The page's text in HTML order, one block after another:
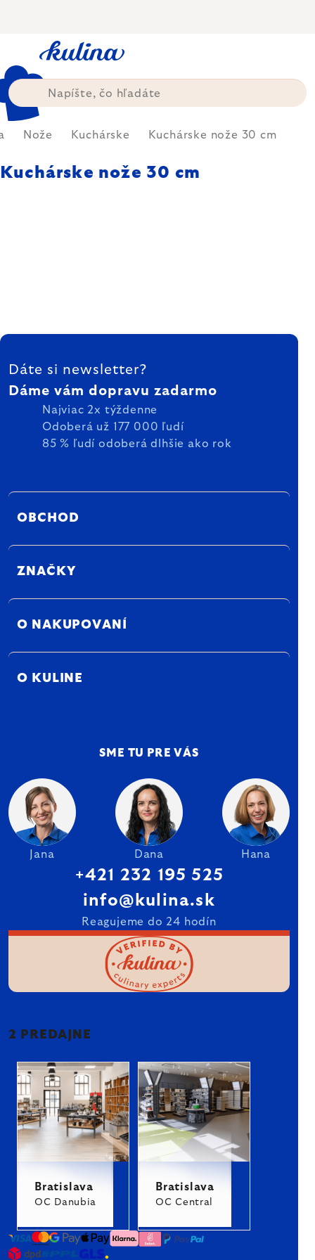
Nože Kuchárske Kuchárske nože 30 cm
Kuchárske nože 30 cm
ZÁPÄTIE
Dáte si newsletter?
Dáme vám dopravu zadarmo
Najviac 2x týždenne
Odoberá už 177 000 ľudí
85 % ľudí odoberá dlhšie ako rok
OBCHOD
ZNAČKY
O NAKUPOVANÍ
O KULINE
SME TU PRE VÁS
Jana Dana Hana
+421 232 195 525
info@kulina.sk
Reagujeme do 24 hodín
2 PREDAJNE
Bratislava
OC Danubia
Bratislava
OC Central